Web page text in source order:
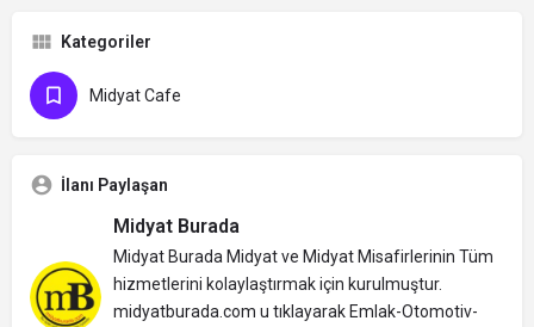
Kategoriler
Midyat Cafe
İlanı Paylaşan
Midyat Burada
Midyat Burada Midyat ve Midyat Misafirlerinin Tüm
hizmetlerini kolaylaştırmak için kurulmuştur.
midyatburada.com u tıklayarak Emlak-Otomotiv-